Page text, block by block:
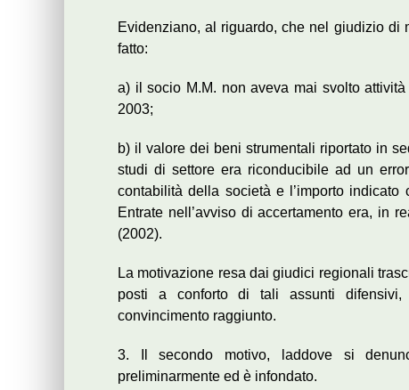
Evidenziano, al riguardo, che nel giudizio di
fatto:
a) il socio M.M. non aveva mai svolto
2003;
b) il valore dei beni strumentali riportato in
studi di settore era riconducibile ad un
contabilità della società e l’importo indicato
Entrate nell’avviso di accertamento era, in
(2002).
La motivazione resa dai giudici regionali
posti a conforto di tali assunti difensivi,
convincimento raggiunto.
3. Il secondo motivo, laddove si
preliminarmente ed è infondato.